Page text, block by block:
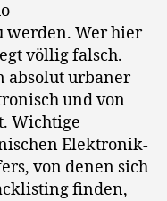
werden. Wer hier
völlig falsch.
absolut urbaner
und von
Wichtige
Elektronik-
von denen sich
finden,